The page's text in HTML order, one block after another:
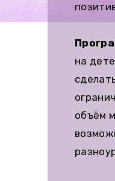
на
объём